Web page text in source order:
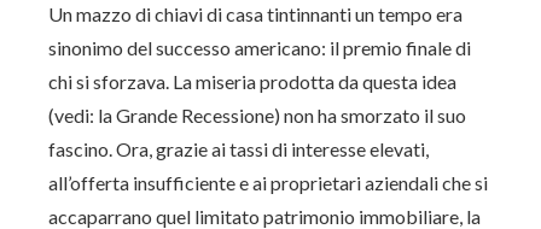
Un mazzo di chiavi di casa tintinnanti un tempo era
sinonimo del successo americano: il premio finale di
chi si sforzava. La miseria prodotta da questa idea
(vedi: la Grande Recessione) non ha smorzato il suo
fascino. Ora, grazie ai tassi di interesse elevati,
all’offerta insufficiente e ai proprietari aziendali che si
accaparrano quel limitato patrimonio immobiliare, la